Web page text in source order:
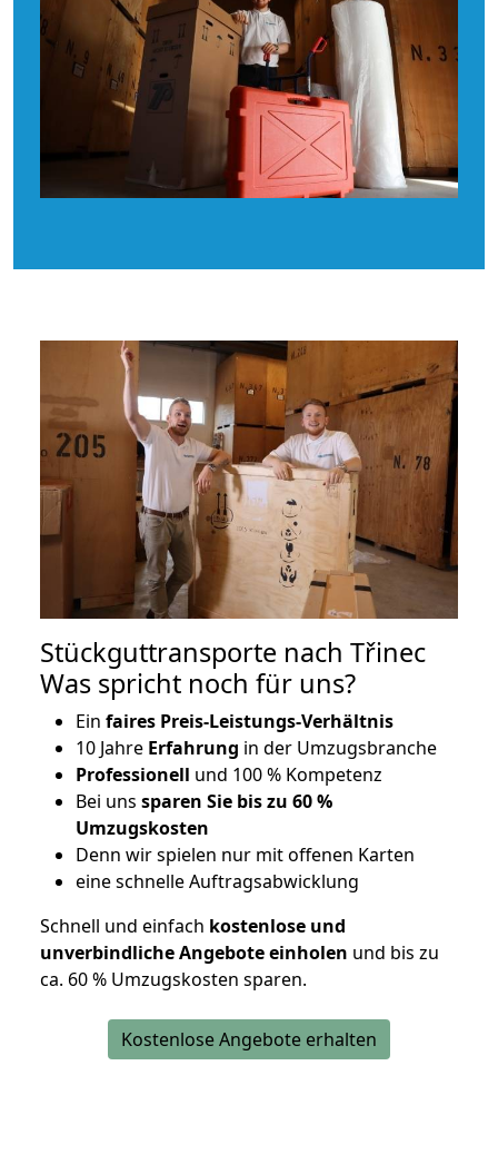
Stückguttransporte nach Třinec
Was spricht noch für uns?
Ein faires Preis-Leistungs-Verhältnis
10 Jahre Erfahrung in der Umzugsbranche
Professionell und 100 % Kompetenz
Bei uns sparen Sie bis zu 60 %
Umzugskosten
Denn wir spielen nur mit offenen Karten
eine schnelle Auftragsabwicklung
Schnell und einfach kostenlose und
unverbindliche Angebote einholen und bis zu
ca. 60 % Umzugskosten sparen.
Kostenlose Angebote erhalten